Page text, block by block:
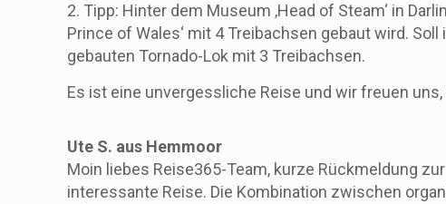
2. Tipp: Hinter dem Museum ‚Head of Steam‘ in
Prince of Wales‘ mit 4 Treibachsen gebaut wird.
gebauten Tornado-Lok mit 3 Treibachsen.
Es ist eine unvergessliche Reise und wir freuen
Ute S. aus Hemmoor
Moin liebes Reise365-Team, kurze Rückmeldung
interessante Reise. Die Kombination zwischen